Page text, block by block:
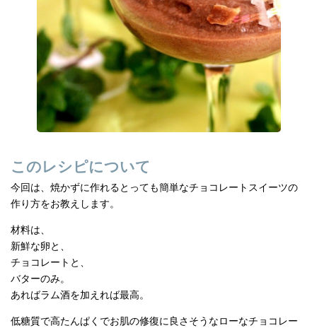
k
このレシピについて
今回は、焼かずに作れるとっても簡単なチョコレートスイーツの
作り方をお教えします。
材料は、
新鮮な卵と、
チョコレートと、
バターのみ。
あればラム酒を加えれば最高。
低糖質で高たんぱくでお肌の修復に良さそうなローなチョコレー